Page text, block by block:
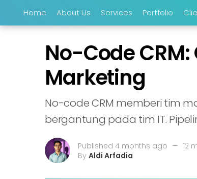
Home About Us Services Portfolio
No-Code
Marketing
No-code CRM memberi tim
bergantung pada tim IT.
Published 4 months ago — 12
By Aldi Arfadia